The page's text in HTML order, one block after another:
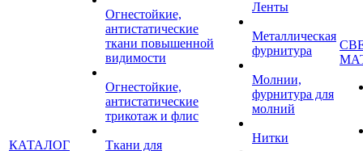
КАТАЛОГ
Огнестойкие,
антистатические
ткани повышенной
видимости
Огнестойкие,
антистатические
трикотаж и флис
Ткани для
Ленты
Металлическая
фурнитура
Молнии,
фурнитура для
молний
Нитки